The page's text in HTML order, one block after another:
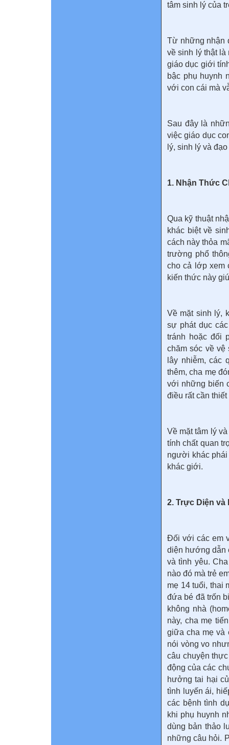
tâm sinh lý của
Từ những nhận
về sinh lý thật là
giáo dục giới
bậc phụ huynh
với con cái mà
Sau đây là
việc giáo dục
lý, sinh lý và
1. Nhận Thức
Qua kỹ thuật
khác biệt về
cách này thỏa
trường phổ
cho cả lớp xem
kiến thức này
Về mặt sinh lý,
sự phát dục
tránh hoặc đối
chăm sóc về vệ
lây nhiễm, các
thêm, cha mẹ
với những biến
điều rất cần
Về mặt tâm lý
tính chất quan
người khác
khác giới.
2. Trực Diện
Đối với các em
diện hướng dẫn
và tình yêu.
nào đó mà trẻ
mẹ 14 tuổi, thai
đứa bé đã trốn
không nhà
này, cha mẹ
giữa cha mẹ và
nói vòng vo
câu chuyện
động của các
hưởng tai hại
tình luyến ái,
các bệnh tình
khi phụ huynh
dùng bản thảo
những câu hỏi.